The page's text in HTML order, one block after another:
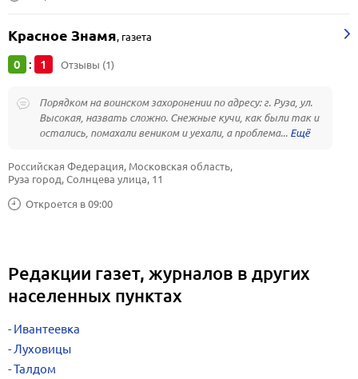
Красное Знамя, газета
0 : 1 Отзывы (1)
Порядком на воинском захоронении по адресу: г. Руза, ул.
Высокая, назвать сложно. Снежные кучи, как были так и
остались, помахали веником и уехали, а проблема...
Откроется в 09:00
Российская Федерация, Московская область,
Руза город, Солнцева улица, 11
Редакции газет, журналов в других
населенных пунктах
Ивантеевка
Луховицы
Талдом